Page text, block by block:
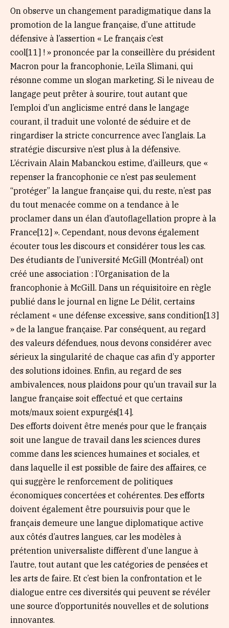
On observe un changement paradigmatique dans la
promotion de la langue française, d’une attitude
défensive à l’assertion « Le français c’est
cool[11] ! » prononcée par la conseillère du président
Macron pour la francophonie, Leïla Slimani, qui
résonne comme un slogan marketing. Si le niveau de
langage peut prêter à sourire, tout autant que
l’emploi d’un anglicisme entré dans le langage
courant, il traduit une volonté de séduire et de
ringardiser la stricte concurrence avec l’anglais. La
stratégie discursive n’est plus à la défensive.
L’écrivain Alain Mabanckou estime, d’ailleurs, que «
repenser la francophonie ce n’est pas seulement
“protéger” la langue française qui, du reste, n’est pas
du tout menacée comme on a tendance à le
proclamer dans un élan d’autoflagellation propre à la
France[12] ». Cependant, nous devons également
écouter tous les discours et considérer tous les cas.
Des étudiants de l’université McGill (Montréal) ont
créé une association : l’Organisation de la
francophonie à McGill. Dans un réquisitoire en règle
publié dans le journal en ligne Le Délit, certains
réclament « une défense excessive, sans condition[13]
» de la langue française. Par conséquent, au regard
des valeurs défendues, nous devons considérer avec
sérieux la singularité de chaque cas afin d’y apporter
des solutions idoines. Enfin, au regard de ses
ambivalences, nous plaidons pour qu’un travail sur la
langue française soit effectué et que certains
mots/maux soient expurgés[14].
Des efforts doivent être menés pour que le français
soit une langue de travail dans les sciences dures
comme dans les sciences humaines et sociales, et
dans laquelle il est possible de faire des affaires, ce
qui suggère le renforcement de politiques
économiques concertées et cohérentes. Des efforts
doivent également être poursuivis pour que le
français demeure une langue diplomatique active
aux côtés d’autres langues, car les modèles à
prétention universaliste diffèrent d’une langue à
l’autre, tout autant que les catégories de pensées et
les arts de faire. Et c’est bien la confrontation et le
dialogue entre ces diversités qui peuvent se révéler
une source d’opportunités nouvelles et de solutions
innovantes.